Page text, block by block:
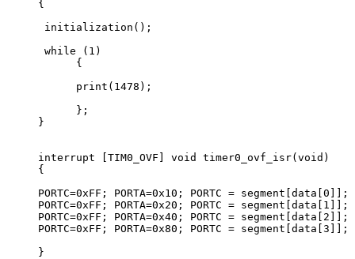
{
initialization();
while (1)
{
print(1478);
};
}
interrupt [TIM0_OVF] void timer0_ovf_isr(void)
{
PORTC=0xFF; PORTA=0x10; PORTC =
PORTC=0xFF; PORTA=0x20; PORTC =
PORTC=0xFF; PORTA=0x40; PORTC =
PORTC=0xFF; PORTA=0x80; PORTC =
}